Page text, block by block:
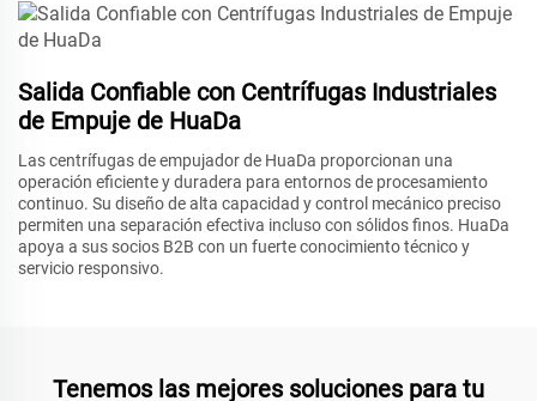
Salida Confiable con Centrífugas Industriales
de Empuje de HuaDa
Las centrífugas de empujador de HuaDa proporcionan una
operación eficiente y duradera para entornos de procesamiento
continuo. Su diseño de alta capacidad y control mecánico preciso
permiten una separación efectiva incluso con sólidos finos. HuaDa
apoya a sus socios B2B con un fuerte conocimiento técnico y
servicio responsivo.
Tenemos las mejores soluciones para tu